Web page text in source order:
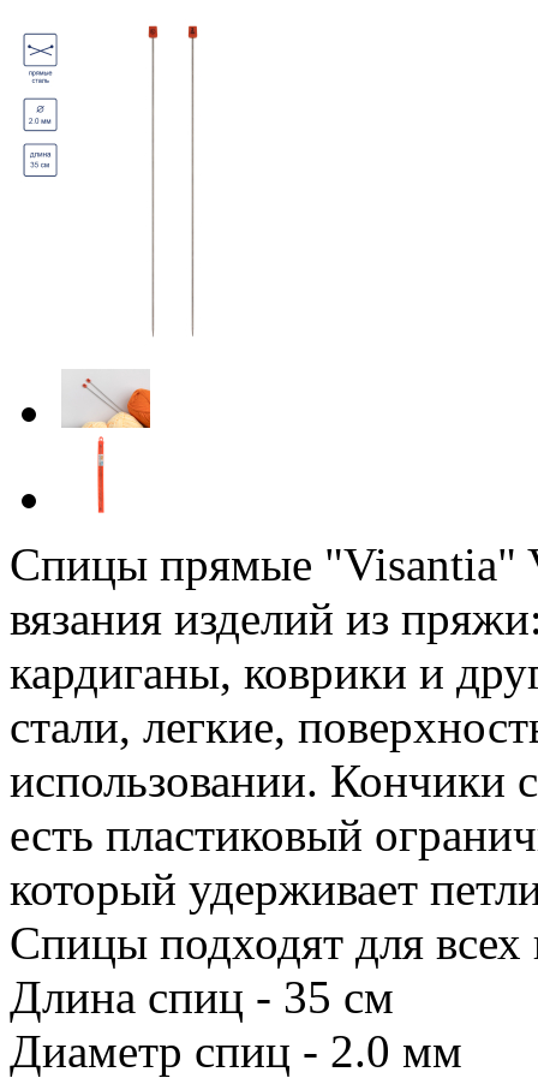
Спицы прямые "Visantia"
вязания изделий из
кардиганы, коврики и
стали, легкие,
использовании. Кончики
есть пластиковый
который удерживает
Спицы подходят для
Длина спиц - 35 см
Диаметр спиц - 2.0 мм